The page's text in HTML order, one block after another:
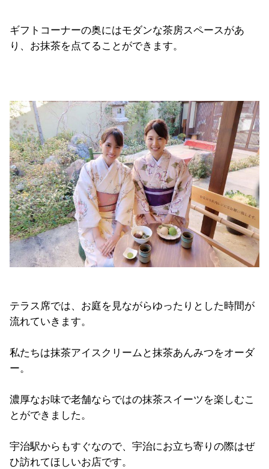
ギフトコーナーの奥にはモダンな茶房スペースがあ
り、お抹茶を点てることができます。
テラス席では、お庭を見ながらゆったりとした時間が
流れていきます。
私たちは抹茶アイスクリームと抹茶あんみつをオーダ
ー。
濃厚なお味で老舗ならではの抹茶スイーツを楽しむこ
とができました。
宇治駅からもすぐなので、宇治にお立ち寄りの際はぜ
ひ訪れてほしいお店です。